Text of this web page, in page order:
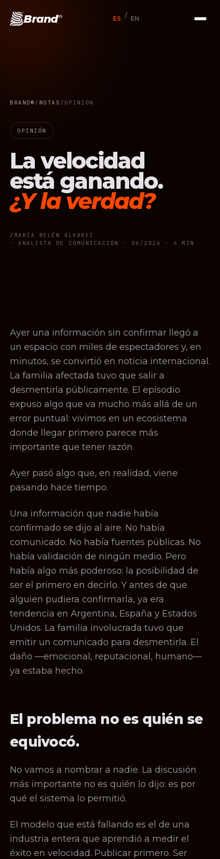
Brand® ES / EN
BRAND® / NOTAS / OPINIÓN
OPINIÓN
La velocidad
está ganando.
¿Y la verdad?
MARÍA BELÉN ÁLVAREZ
· ANALISTA DE COMUNICACIÓN · 06/2026 · 4 MIN
Ayer una información sin confirmar llegó a
un espacio con miles de espectadores y, en
minutos, se convirtió en noticia internacional.
La familia afectada tuvo que salir a
desmentirla públicamente. El episodio
expuso algo que va mucho más allá de un
error puntual: vivimos en un ecosistema
donde llegar primero parece más
importante que tener razón.
Ayer pasó algo que, en realidad, viene
pasando hace tiempo.
Una información que nadie había
confirmado se dijo al aire. No había
comunicado. No había fuentes públicas. No
había validación de ningún medio. Pero
había algo más poderoso: la posibilidad de
ser el primero en decirlo. Y antes de que
alguien pudiera confirmarla, ya era
tendencia en Argentina, España y Estados
Unidos. La familia involucrada tuvo que
emitir un comunicado para desmentirla. El
daño —emocional, reputacional, humano—
ya estaba hecho.
El problema no es quién se
equivocó.
No vamos a nombrar a nadie. La discusión
más importante no es quién lo dijo: es por
qué el sistema lo permitió.
El modelo que está fallando es el de una
industria entera que aprendió a medir el
éxito en velocidad. Publicar primero. Ser